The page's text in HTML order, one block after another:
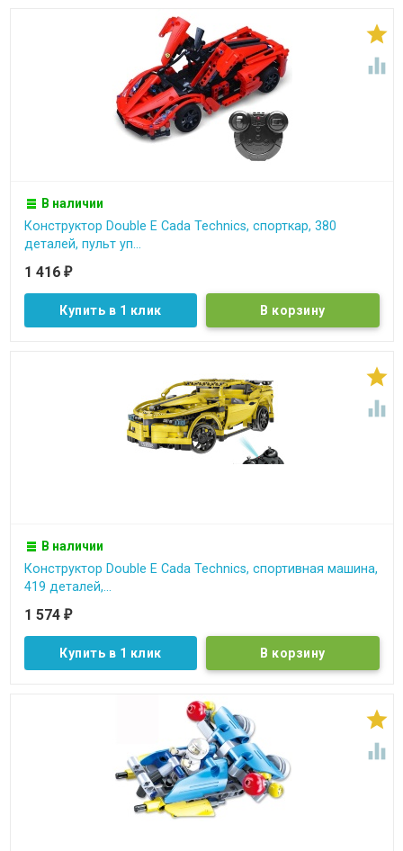


В наличии
Конструктор Double E Cada Technics, спорткар, 380
деталей, пульт уп...
1 416 ₽
Купить в 1 клик


В наличии
Конструктор Double E Cada Technics, спортивная машина,
419 деталей,...
1 574 ₽
Купить в 1 клик

